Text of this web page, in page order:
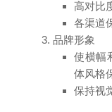
高对比
各渠道
品牌形象
使横幅
体风格
保持视